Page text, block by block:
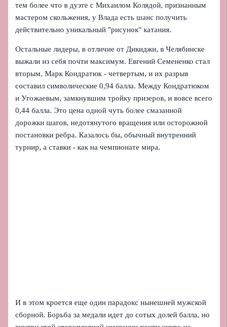
тем более что в дуэте с Михаилом Колядой, признанным
мастером скольжения, у Влада есть шанс получить
действительно уникальный "рисунок" катания.
Остальные лидеры, в отличие от Дикиджи, в Челябинске
выжали из себя почти максимум. Евгений Семененко стал
вторым, Марк Кондратюк - четвертым, и их разрыв
составил символические 0,94 балла. Между Кондратюком
и Угожаевым, замкнувшим тройку призеров, и вовсе всего
0,44 балла. Это цена одной чуть более смазанной
дорожки шагов, недотянутого вращения или осторожной
постановки ребра. Казалось бы, обычный внутренний
турнир, а ставки - как на чемпионате мира.
И в этом кроется еще один парадокс нынешней мужской
сборной. Борьба за медали идет до сотых долей балла, но